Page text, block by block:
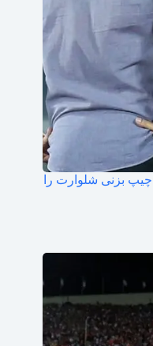
بزنی شلوارت را